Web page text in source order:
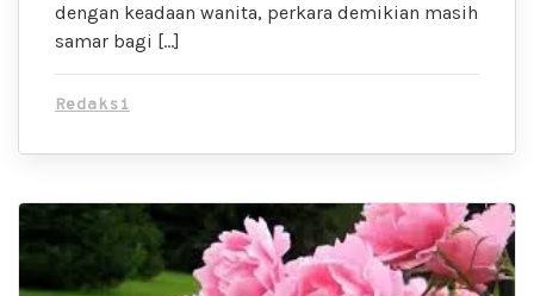
dengan keadaan wanita, perkara demikian masih
samar bagi […]
Redaksi